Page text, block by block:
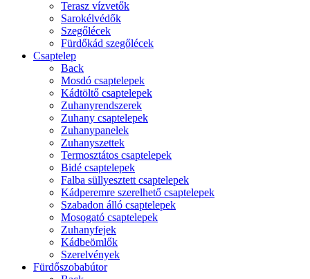
Terasz vízvetők
Sarokélvédők
Szegőlécek
Fürdőkád szegőlécek
Csaptelep
Back
Mosdó csaptelepek
Kádtöltő csaptelepek
Zuhanyrendszerek
Zuhany csaptelepek
Zuhanypanelek
Zuhanyszettek
Termosztátos csaptelepek
Bidé csaptelepek
Falba süllyesztett csaptelepek
Kádperemre szerelhető csaptelepek
Szabadon álló csaptelepek
Mosogató csaptelepek
Zuhanyfejek
Kádbeömlők
Szerelvények
Fürdőszobabútor